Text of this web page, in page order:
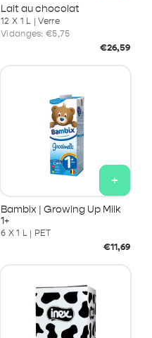
Lait au chocolat
12 X 1 L | Verre
Vidanges: €5,75
Prix
€26,59
+
Bambix | Growing Up Milk
1+
6 X 1 L | PET
Prix
€11,69